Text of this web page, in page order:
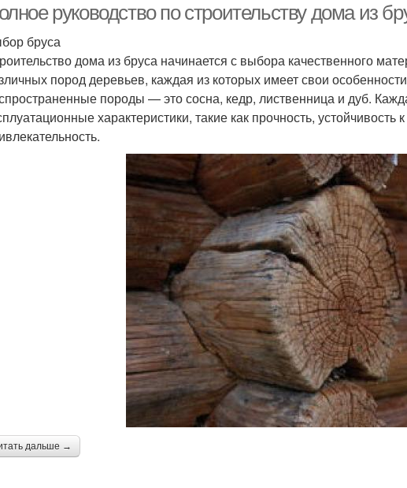
руководство по строительству дома из
бруса
дома из бруса начинается с выбора качественного
пород деревьев, каждая из которых имеет свои
породы — это сосна, кедр, лиственница и дуб.
характеристики, такие как прочность, устойчивость
дальше →